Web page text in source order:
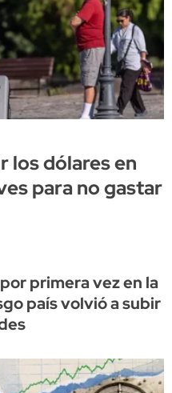
los dólares en
para no gastar
primera vez en la
país volvió a subir